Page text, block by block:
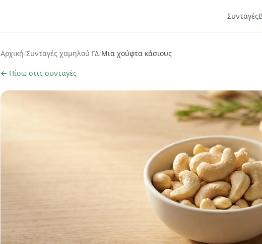
Συνταγές
Αρχική/Συνταγές χαμηλού ΓΔ/Μια χούφτα κάσιους
← Πίσω στις συνταγές